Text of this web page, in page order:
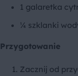
1 galaretka
¼ szklanki
Przygotowanie
Zacznij od